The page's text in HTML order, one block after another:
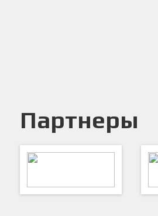
Партнеры